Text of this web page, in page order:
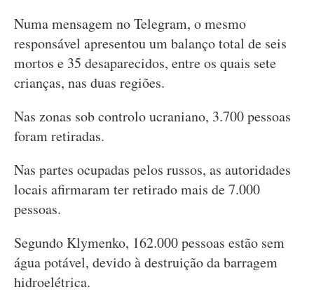
Numa mensagem no Telegram, o mesmo
responsável apresentou um balanço total de seis
mortos e 35 desaparecidos, entre os quais sete
crianças, nas duas regiões.
Nas zonas sob controlo ucraniano, 3.700 pessoas
foram retiradas.
Nas partes ocupadas pelos russos, as autoridades
locais afirmaram ter retirado mais de 7.000
pessoas.
Segundo Klymenko, 162.000 pessoas estão sem
água potável, devido à destruição da barragem
hidroelétrica.